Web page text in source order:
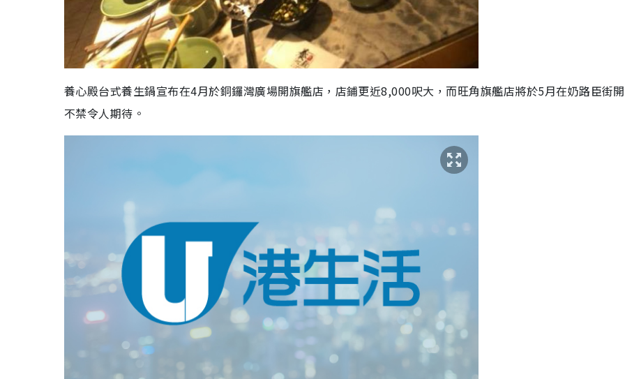
養心殿台式養生鍋宣布在4月於銅鑼灣廣場開旗艦店，店鋪更近8,000呎大，而旺角旗艦店將於5月在奶路臣街
不禁令人期待。